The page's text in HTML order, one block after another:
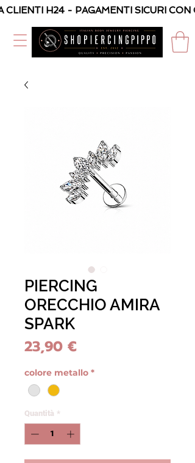
H24 - PAGAMENTI SICURI
PIERCING
ORECCHIO AMIRA
SPARK
23,90 €Prezzo
colore metallo *
Quantità *